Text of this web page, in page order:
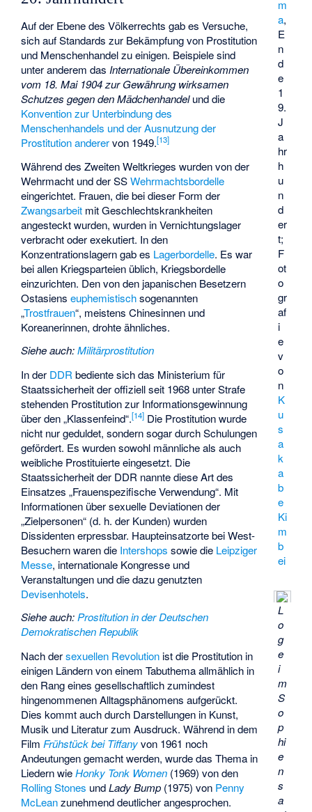
m
a,
E
n
d
e
1
9.
J
a
hr
h
u
n
d
er
t;
F
ot
o
gr
af
i
e
v
o
n
K
u
s
a
k
a
b
e
Ki
m
b
ei
L
o
g
e
i
m
S
o
p
hi
e
n
s
a
Auf der Ebene des Völkerrechts gab es Versuche,
sich auf Standards zur Bekämpfung von Prostitution
und Menschenhandel zu einigen. Beispiele sind
unter anderem das Internationale Übereinkommen
vom 18. Mai 1904 zur Gewährung wirksamen
Schutzes gegen den Mädchenhandelund die
Konvention zur Unterbindung des
Menschenhandels und der Ausnutzung der
Prostitution anderervon 1949.[13]
Während des Zweiten Weltkrieges wurden von der
Wehrmacht und der SSWehrmachtsbordelle
eingerichtet. Frauen, die bei dieser Form der
Zwangsarbeit mit Geschlechtskrankheiten
angesteckt wurden, wurden in Vernichtungslager
verbracht oder exekutiert. In den
Konzentrationslagern gab es Lagerbordelle. Es war
bei allen Kriegsparteien üblich, Kriegsbordelle
einzurichten. Den von den japanischen Besetzern
Ostasienseuphemistischsogenannten
„Trostfrauen“, meistens Chinesinnen und
Koreanerinnen, drohte ähnliches.
Siehe auch:Militärprostitution
In der DDR bediente sich das Ministerium für
Staatssicherheit der offiziell seit 1968 unter Strafe
stehenden Prostitution zur Informationsgewinnung
über den „Klassenfeind“.[14] Die Prostitution wurde
nicht nur geduldet, sondern sogar durch Schulungen
gefördert. Es wurden sowohl männliche als auch
weibliche Prostituierte eingesetzt. Die
Staatssicherheit der DDR nannte diese Art des
Einsatzes „Frauenspezifische Verwendung“. Mit
Informationen über sexuelle Deviationen der
„Zielpersonen“ (d. h. der Kunden) wurden
Dissidenten erpressbar. Haupteinsatzorte bei West-
Besuchern waren die Intershops sowie die Leipziger
Messe, internationale Kongresse und
Veranstaltungen und die dazu genutzten
Devisenhotels.
Siehe auch:Prostitution in der Deutschen
Demokratischen Republik
Nach dersexuellen Revolution ist die Prostitution in
einigen Ländern von einem Tabuthema allmählich in
den Rang eines gesellschaftlich zumindest
hingenommenen Alltagsphänomens aufgerückt.
Dies kommt auch durch Darstellungen in Kunst,
Musik und Literatur zum Ausdruck. Während in dem
Film Frühstück bei Tiffanyvon 1961 noch
Andeutungen gemacht werden, wurde das Thema in
Liedern wieHonky Tonk Women (1969) von den
Rolling Stones undLady Bump (1975) von Penny
McLeanzunehmend deutlicher angesprochen.